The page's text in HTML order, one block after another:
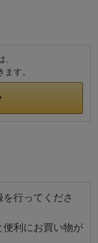
す。
行ってくださ
便利にお買い物が